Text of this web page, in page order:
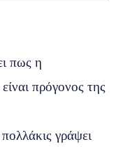
πως η
πρόγονος της
γράψει